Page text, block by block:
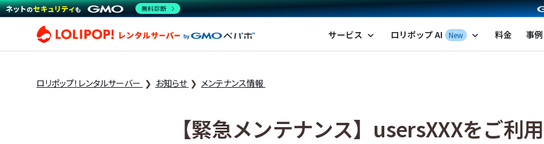
ロリポップ！レンタルサーバー by GMOペパボ
サービス expand_more ロリポップ AI New expand_more 料金 事例
ロリポップ！レンタルサーバー お知らせ メンテナンス情報
【緊急メンテナンス】usersXXXをご利
無料診断